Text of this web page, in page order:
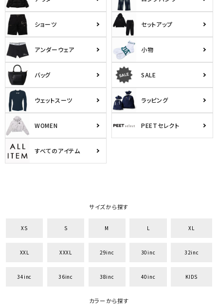
ショーツ セットアップ
アンダーウェア 小物
バッグ SALE
ウェットスーツ ラッピング
WOMEN PEETセレクト
すべてのアイテム
サイズから探す
XS S M L XL
XXL XXXL 29inc 30inc 32inc
34inc 36inc 38inc 40inc KIDS
カラーから探す